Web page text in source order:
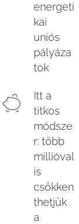
energeti
kai
uniós
pályáza
tok
Itt a
titkos
módsze
r: több
millióval
is
csökken
thetjük
a